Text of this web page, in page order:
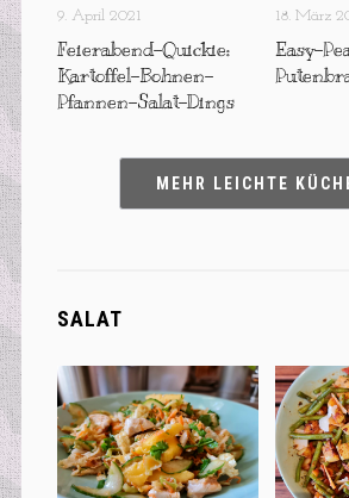
9. April 2021
Feierabend-Quickie:
Kartoffel-Bohnen-
Pfannen-Salat-Dings
18. März
Easy-
MEHR LEICHTE
SALAT